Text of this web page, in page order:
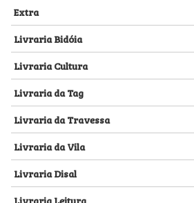
Extra
Livraria Bidóia
Livraria Cultura
Livraria da Tag
Livraria da Travessa
Livraria da Vila
Livraria Disal